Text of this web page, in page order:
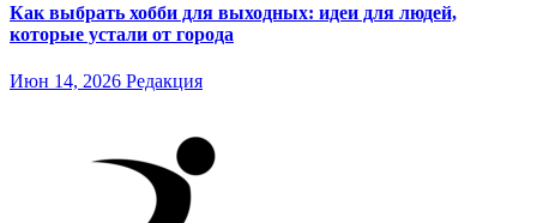
Как выбрать хобби для выходных: идеи для людей,
которые устали от города
Июн 14, 2026 Редакция